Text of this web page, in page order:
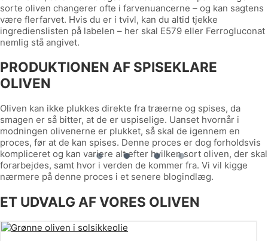
sorte oliven changerer ofte i farvenuancerne – og kan sagtens
være flerfarvet. Hvis du er i tvivl, kan du altid tjekke
ingredienslisten på labelen – her skal E579 eller Ferrogluconat
nemlig stå angivet.
PRODUKTIONEN AF SPISEKLARE
OLIVEN
Oliven kan ikke plukkes direkte fra træerne og spises, da
smagen er så bitter, at de er uspiselige. Uanset hvornår i
modningen olivenerne er plukket, så skal de igennem en
proces, før at de kan spises. Denne proces er dog forholdsvis
kompliceret og kan variere alt efter hvilken sort oliven, der skal
forarbejdes, samt hvor i verden de kommer fra. Vi vil kigge
nærmere på denne proces i et senere blogindlæg.
ET UDVALG AF VORES OLIVEN